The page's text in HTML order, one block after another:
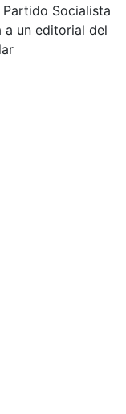
Socialista
a un editorial del